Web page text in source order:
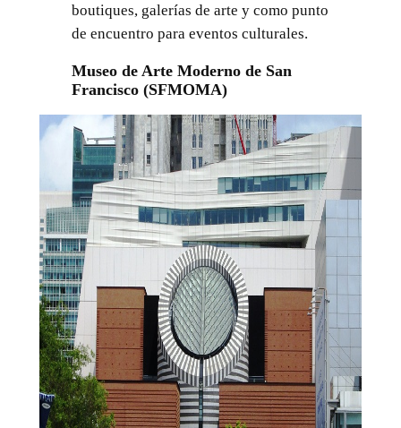
boutiques, galerías de arte y como punto
de encuentro para eventos culturales.
Museo de Arte Moderno de San
Francisco (SFMOMA)